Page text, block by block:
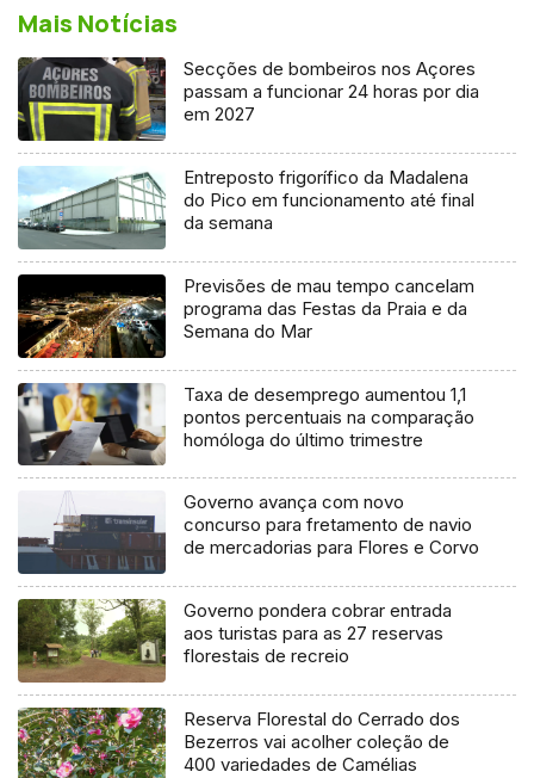
Mais Notícias
Secções de bombeiros nos Açores
passam a funcionar 24 horas por dia
em 2027
Entreposto frigorífico da Madalena
do Pico em funcionamento até final
da semana
Previsões de mau tempo cancelam
programa das Festas da Praia e da
Semana do Mar
Taxa de desemprego aumentou 1,1
pontos percentuais na comparação
homóloga do último trimestre
Governo avança com novo
concurso para fretamento de navio
de mercadorias para Flores e Corvo
Governo pondera cobrar entrada
aos turistas para as 27 reservas
florestais de recreio
Reserva Florestal do Cerrado dos
Bezerros vai acolher coleção de
400 variedades de Camélias